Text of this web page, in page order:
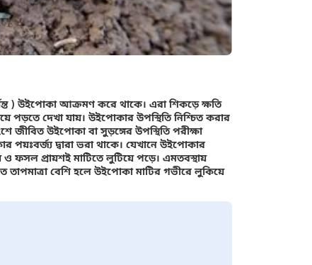
) উইপোকা আক্রমণ করে থাকে। এরা শিকড়ে ক্ষতি
পড়তে দেখা যায়। উইপোকার উপস্থিতি নিশ্চিত করার
জীবিত উইপোকা বা সুড়ঙ্গের উপস্থিতি পরীক্ষা
পয়ঃবর্জ্য দ্বারা ভরা থাকে। যেখানে উইপোকার
ও ফসল প্রায়শই মাটিতে লুটিয়ে পড়ে। এমতবস্থায়
তাপমাত্রা বেশি হলে উইপোকা মাটির গভীরে লুকিয়ে